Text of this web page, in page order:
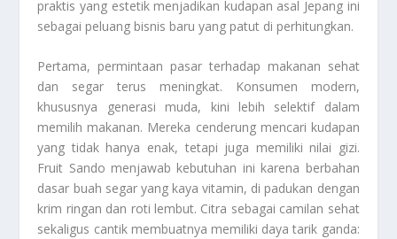
praktis yang estetik menjadikan kudapan asal Jepang ini
sebagai peluang bisnis baru yang patut di perhitungkan.
Pertama, permintaan pasar terhadap makanan sehat
dan segar terus meningkat. Konsumen modern,
khususnya generasi muda, kini lebih selektif dalam
memilih makanan. Mereka cenderung mencari kudapan
yang tidak hanya enak, tetapi juga memiliki nilai gizi.
Fruit Sando menjawab kebutuhan ini karena berbahan
dasar buah segar yang kaya vitamin, di padukan dengan
krim ringan dan roti lembut. Citra sebagai camilan sehat
sekaligus cantik membuatnya memiliki daya tarik ganda: